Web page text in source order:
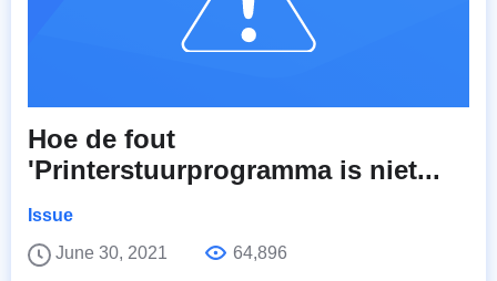
Hoe de fout
'Printerstuurprogramma is niet...
Issue
June 30, 2021
64,896